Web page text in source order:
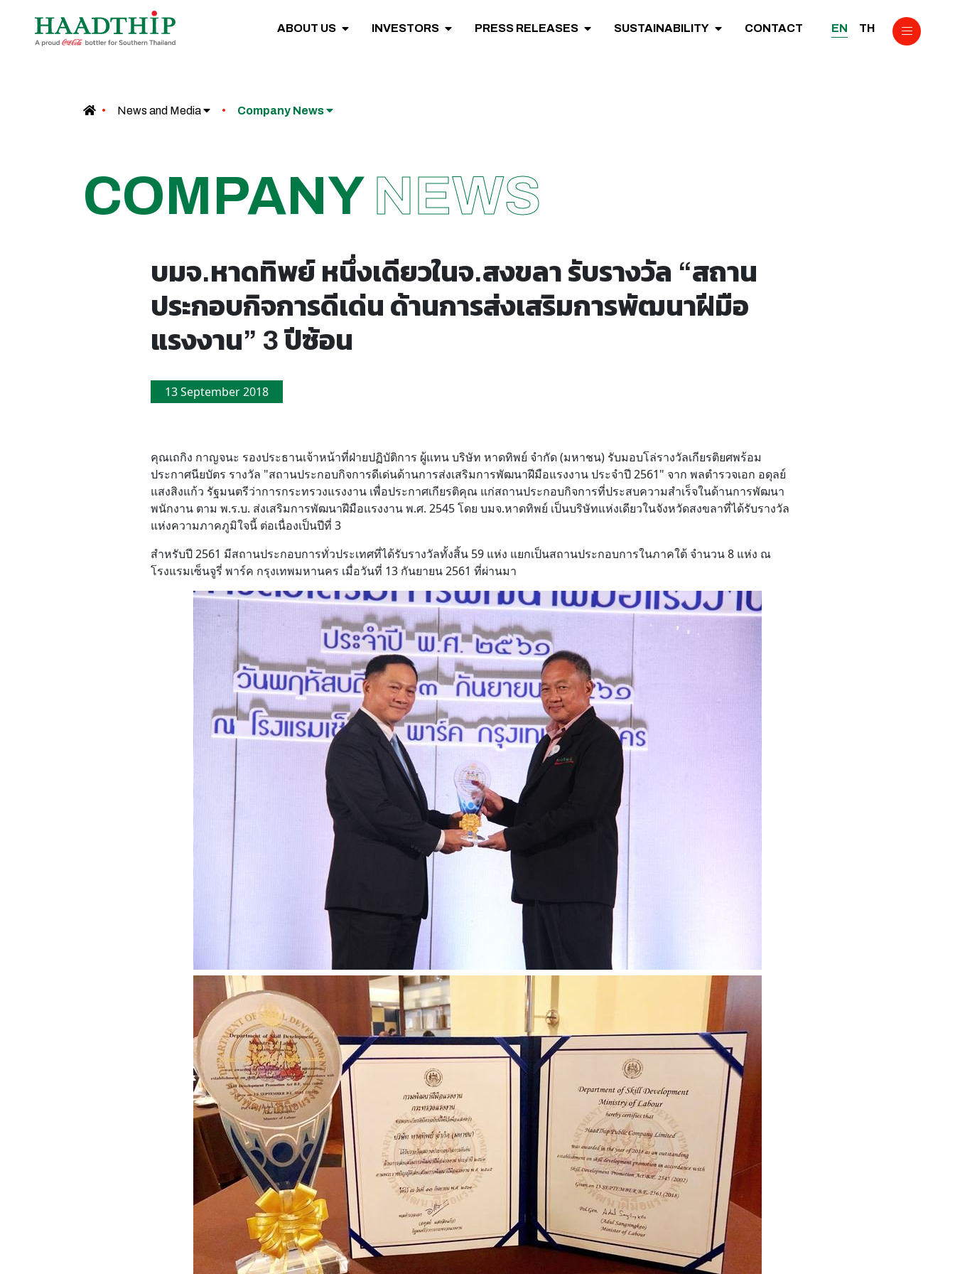
ABOUT US INVESTORS PRESS RELEASES SUSTAINABILITY CONTACT EN TH
News and Media Company News
COMPANYNEWS
บมจ.หาดทิพย์ หนึ่งเดียวในจ.สงขลา รับรางวัล “สถาน
ประกอบกิจการดีเด่น ด้านการส่งเสริมการพัฒนาฝีมือ
แรงงาน” 3 ปีซ้อน
13 September 2018
คุณเถกิง กาญจนะ รองประธานเจ้าหน้าที่ฝ่ายปฏิบัติการ ผู้แทน บริษัท หาดทิพย์ จำกัด (มหาชน) รับมอบโล่รางวัลเกียรติยศพร้อม
ประกาศนียบัตร รางวัล "สถานประกอบกิจการดีเด่นด้านการส่งเสริมการพัฒนาฝีมือแรงงาน ประจำปี 2561" จาก พลตำรวจเอก อดุลย์
แสงสิงแก้ว รัฐมนตรีว่าการกระทรวงแรงงาน เพื่อประกาศเกียรติคุณ แก่สถานประกอบกิจการที่ประสบความสำเร็จในด้านการพัฒนา
พนักงาน ตาม พ.ร.บ. ส่งเสริมการพัฒนาฝีมือแรงงาน พ.ศ. 2545 โดย บมจ.หาดทิพย์ เป็นบริษัทแห่งเดียวในจังหวัดสงขลาที่ได้รับรางวัล
แห่งความภาคภูมิใจนี้ ต่อเนื่องเป็นปีที่ 3
สำหรับปี 2561 มีสถานประกอบการทั่วประเทศที่ได้รับรางวัลทั้งสิ้น 59 แห่ง แยกเป็นสถานประกอบการในภาคใต้ จำนวน 8 แห่ง ณ
โรงแรมเซ็นจูรี่ พาร์ค กรุงเทพมหานคร เมื่อวันที่ 13 กันยายน 2561 ที่ผ่านมา